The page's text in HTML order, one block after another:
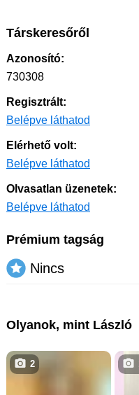
Társkeresőről
Azonosító:
730308
Regisztrált:
Belépve láthatod
Elérhető volt:
Belépve láthatod
Olvasatlan üzenetek:
Belépve láthatod
Prémium tagság
Nincs
Olyanok, mint László
2